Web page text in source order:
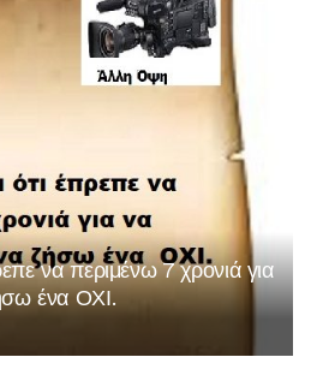
να περιμένω 7 χρονιά για
ένα ΟΧΙ.